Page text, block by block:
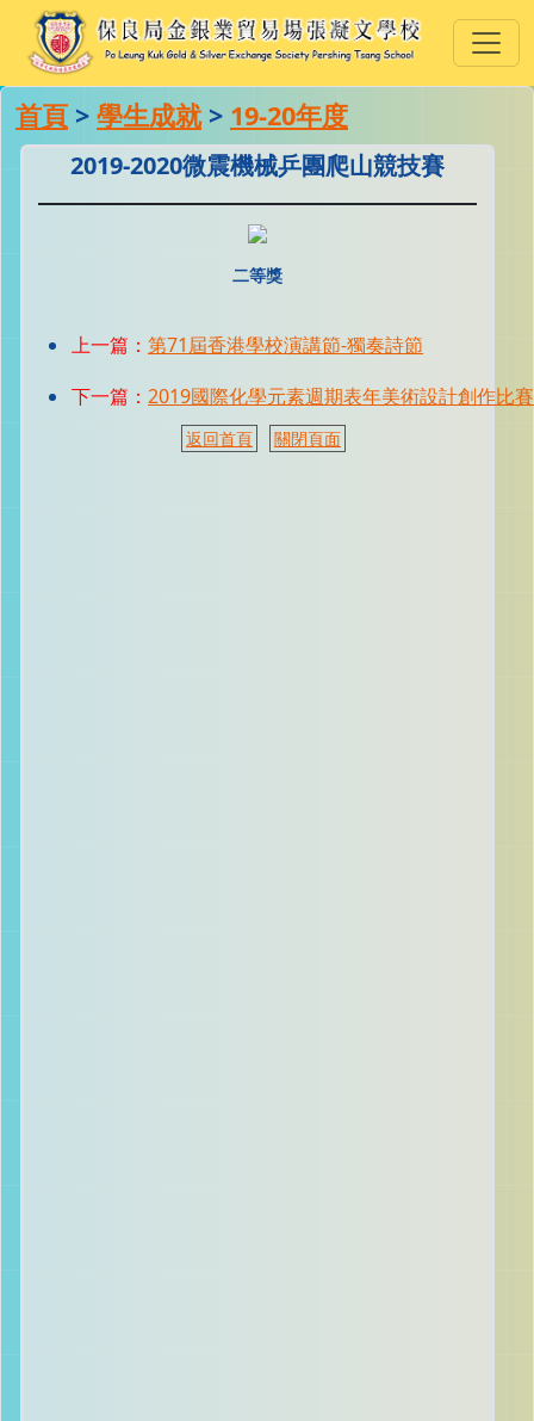
首頁 > 學生成就> 19-20年度
2019-2020微震機械乒團爬山競技賽
二等獎
上一篇：第71屆香港學校演講節-獨奏詩節
下一篇：2019國際化學元素週期表年美術設計創作比賽
返回首頁 關閉頁面